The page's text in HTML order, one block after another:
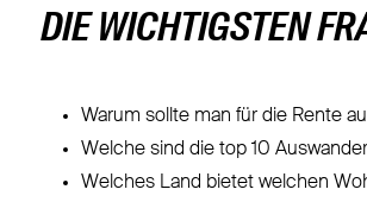
DIE WICHTIGSTEN
Warum sollte man für die Rente
Welche sind die top 10
Welches Land bietet welchen